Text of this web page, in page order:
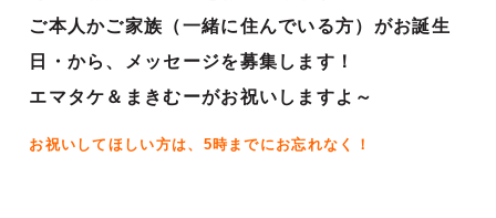
ご本人かご家族（一緒に住んでいる方）がお誕生
日・から、メッセージを募集します！
エマタケ＆まきむーがお祝いしますよ～
お祝いしてほしい方は、5時までにお忘れなく！